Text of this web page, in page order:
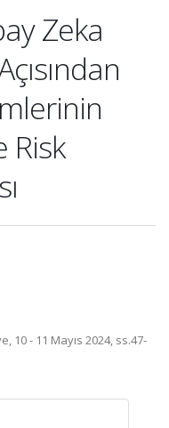
Zeka
Risk
10 - 11 Mayıs 2024, ss.47-